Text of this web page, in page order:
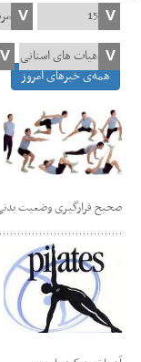
همه‌ی خبرهای امروز
صحیح قرارگیری وضعیت